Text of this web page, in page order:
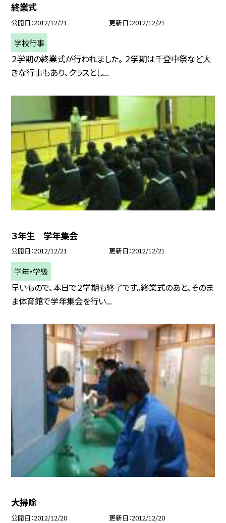
終業式
公開日 2012/12/21 更新日 2012/12/21
学校行事
２学期の終業式が行われました。 ２学期は千登中祭など大
きな行事もあり、クラスとし...
３年生 学年集会
公開日 2012/12/21 更新日 2012/12/21
学年・学級
早いもので、本日で２学期も終了です。終業式のあと、そのま
ま体育館で学年集会を行い...
大掃除
公開日 2012/12/20 更新日 2012/12/20